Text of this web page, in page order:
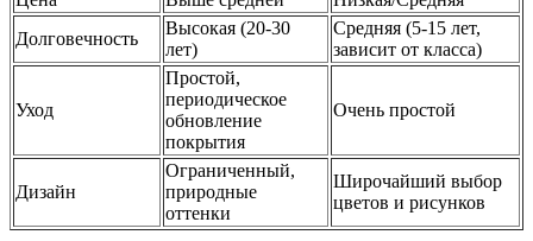
Долговечность
Высокая (20-30
лет)
Средняя (5-15 лет,
зависит от класса)
Уход
Простой,
периодическое
обновление
покрытия
Очень простой
Дизайн
Ограниченный,
природные
оттенки
Широчайший выбор
цветов и рисунков